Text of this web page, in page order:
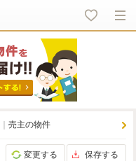
売主の物件
変更する 保存する